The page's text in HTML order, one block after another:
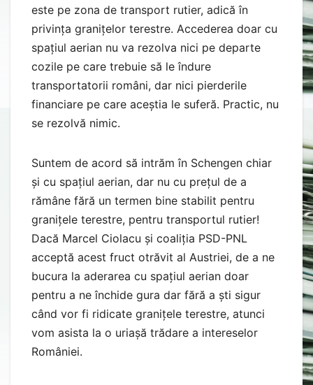
este pe zona de transport rutier, adică în
privința granițelor terestre. Accederea doar cu
spațiul aerian nu va rezolva nici pe departe
cozile pe care trebuie să le îndure
transportatorii români, dar nici pierderile
financiare pe care aceștia le suferă. Practic, nu
se rezolvă nimic.
Suntem de acord să intrăm în Schengen chiar
și cu spațiul aerian, dar nu cu prețul de a
rămâne fără un termen bine stabilit pentru
granițele terestre, pentru transportul rutier!
Dacă Marcel Ciolacu și coaliția PSD-PNL
acceptă acest fruct otrăvit al Austriei, de a ne
bucura la aderarea cu spațiul aerian doar
pentru a ne închide gura dar fără a ști sigur
când vor fi ridicate granițele terestre, atunci
vom asista la o uriașă trădare a intereselor
României.